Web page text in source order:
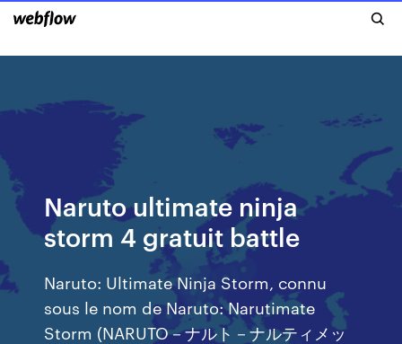
Naruto ultimate ninja
storm 4 gratuit battle
Naruto: Ultimate Ninja Storm, connu
sous le nom de Naruto: Narutimate
Storm (NARUTO－ナルト－ナルティメッ